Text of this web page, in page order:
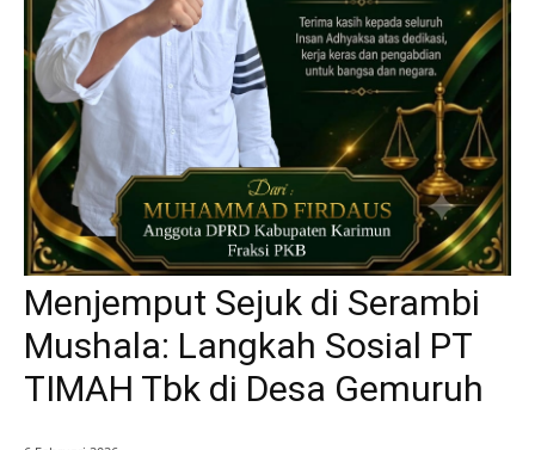
Menjemput Sejuk di Serambi
Mushala: Langkah Sosial PT
TIMAH Tbk di Desa Gemuruh